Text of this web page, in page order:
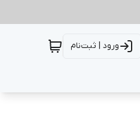
ورود | ثبت‌نام